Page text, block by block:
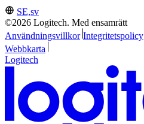
SE,sv
©2026 Logitech. Med ensamrätt
Användningsvillkor Integritetspolicy
Webbkarta
Logitech